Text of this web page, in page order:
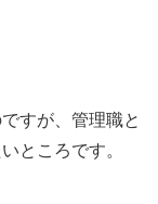
すが、管理職と
ところです。